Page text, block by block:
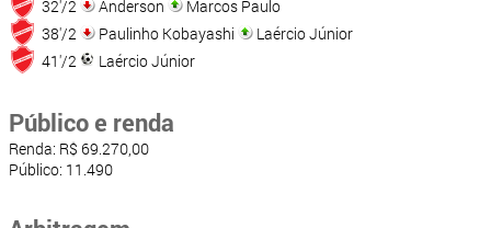
32'/2
Anderson
Marcos Paulo
38'/2
Paulinho Kobayashi
Laércio Júnior
41'/2
Laércio Júnior
Público e renda
Renda: R$ 69.270,00
Público: 11.490